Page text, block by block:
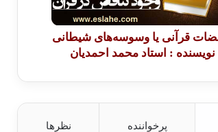
قرآنی یا وسوسه‌های شیطانی
نویسنده : استاد محمد احمدیان
پرخواننده نظرها